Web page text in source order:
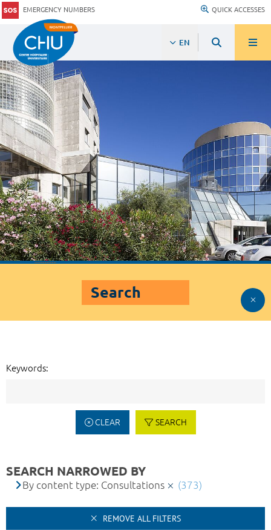
EMERGENCY NUMBERS QUICK ACCESSES
EN
Search
Keywords:
CLEAR SEARCH
SEARCH NARROWED BY
By content type: Consultations (373)
REMOVE ALL FILTERS